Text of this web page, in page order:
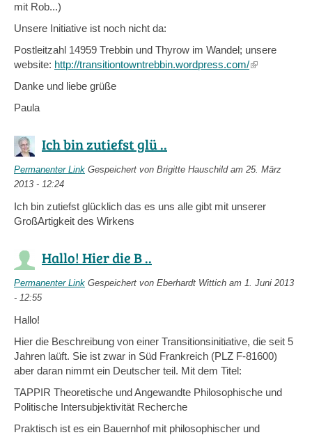
mit Rob...)
Unsere Initiative ist noch nicht da:
Postleitzahl 14959 Trebbin und Thyrow im Wandel; unsere
website: http://transitiontowntrebbin.wordpress.com/(link
Danke und liebe grüße
Paula
Ich bin zutiefst glü ..
Permanenter Link Gespeichert von Brigitte Hauschildam 25. März
2013 - 12:24
Ich bin zutiefst glücklich das es uns alle gibt mit unserer
GroßArtigkeit des Wirkens
Hallo! Hier die B ..
Permanenter Link Gespeichert von Eberhardt Wittich am 1. Juni 2013
- 12:55
Hallo!
Hier die Beschreibung von einer Transitionsinitiative, die seit 5
Jahren laüft. Sie ist zwar in Süd Frankreich (PLZ F-81600)
aber daran nimmt ein Deutscher teil. Mit dem Titel:
TAPPIR Theoretische und Angewandte Philosophische und
Politische Intersubjektivität Recherche
Praktisch ist es ein Bauernhof mit philosophischer und